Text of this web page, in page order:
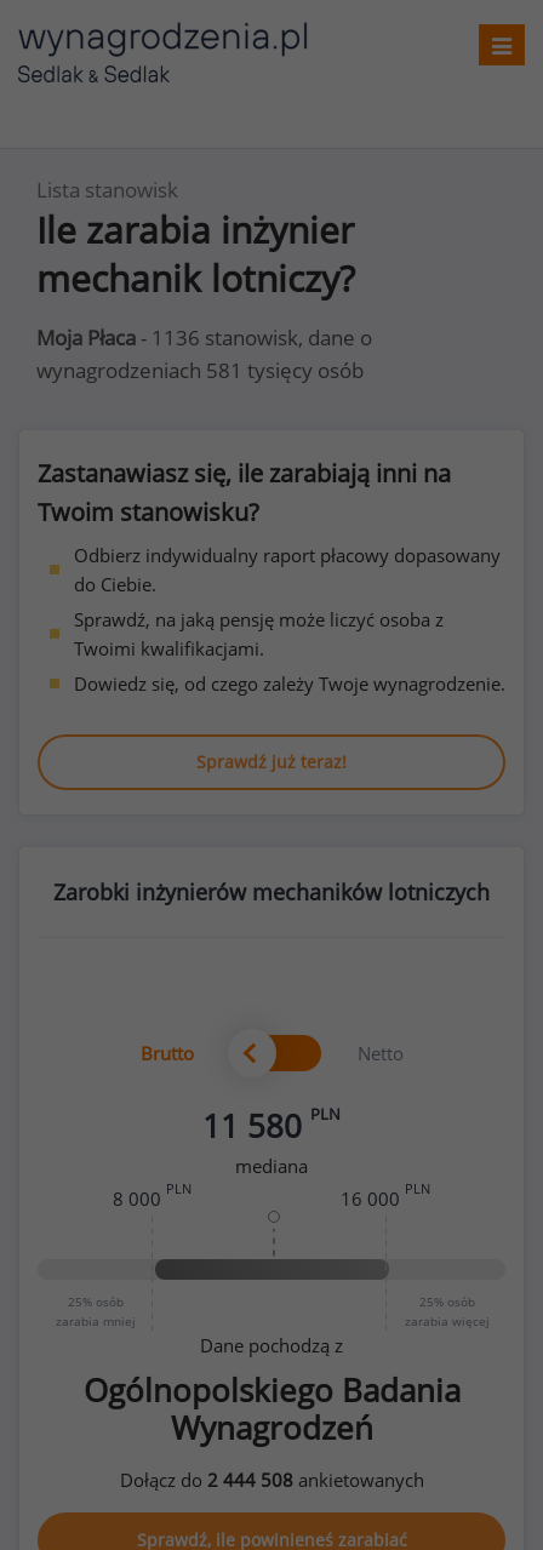
Lista stanowisk
Ile zarabia inżynier
mechanik lotniczy?
Moja Płaca - 1136 stanowisk, dane o
wynagrodzeniach 581 tysięcy osób
Zastanawiasz się, ile zarabiają inni na
Twoim stanowisku?
Odbierz indywidualny raport płacowy dopasowany
do Ciebie.
Sprawdź, na jaką pensję może liczyć osoba z
Twoimi kwalifikacjami.
Dowiedz się, od czego zależy Twoje wynagrodzenie.
Sprawdź już teraz!
Zarobki inżynierów mechaników lotniczych
Brutto Netto
11 580 PLN
mediana
25% osób
zarabia mniej
25% osób
zarabia więcej
8 000 PLN 16 000 PLN
Dane pochodzą z
Ogólnopolskiego Badania
Wynagrodzeń
Dołącz do 2 444 508ankietowanych
Sprawdź, ile powinieneś zarabiać